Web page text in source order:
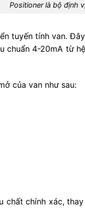
Positioner là bộ định
tuyến tính van.
chuẩn 4-20mA từ
của van như sau:
chất chính xác,